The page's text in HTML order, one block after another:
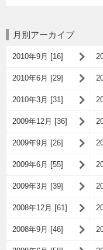
月別アーカイブ
2010年9月 [16]
2010年6月 [29]
2010年3月 [31]
2009年12月 [36]
2009年9月 [26]
2009年6月 [55]
2009年3月 [39]
2008年12月 [61]
2008年9月 [46]